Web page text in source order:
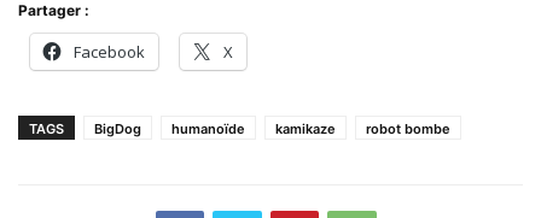
Partager :
Facebook X
TAGS BigDog humanoïde kamikaze robot bombe